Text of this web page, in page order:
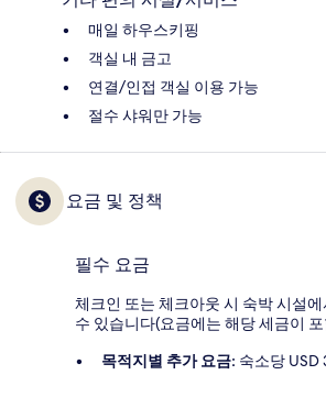
매일 하우스키핑
객실 내 금고
연결/인접 객실 이용 가능
절수 샤워만 가능
요금 및 정책
필수 요금
체크인 또는 체크아웃 시 숙박 시설
수 있습니다(요금에는 해당 세금이
목적지별 추가 요금: 숙소당 USD